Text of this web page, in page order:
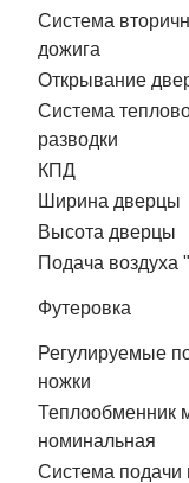
Система
дожига
Открывание
Система
разводки
КПД
Ширина дверцы
Высота дверцы
Подача воздуха
Футеровка
Регулируемые
ножки
Теплообменник
номинальная
Система подачи